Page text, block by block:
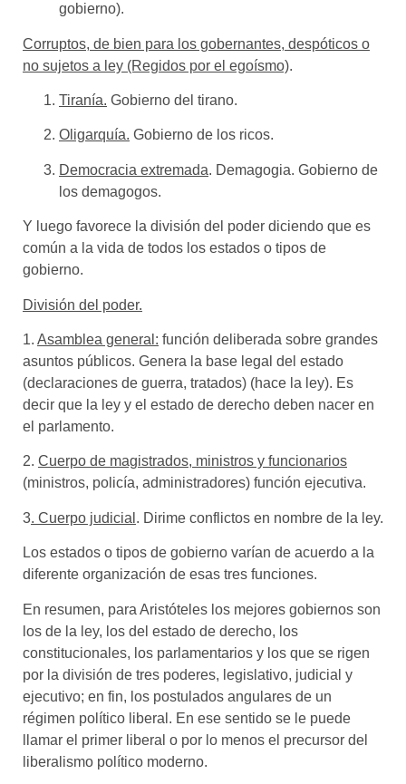
gobierno).
Corruptos, de bien para los gobernantes, despóticos o
no sujetos a ley (Regidos por el egoísmo).
Tiranía. Gobierno del tirano.
Oligarquía. Gobierno de los ricos.
Democracia extremada. Demagogia. Gobierno de
los demagogos.
Y luego favorece la división del poder diciendo que es
común a la vida de todos los estados o tipos de
gobierno.
División del poder.
1. Asamblea general: función deliberada sobre grandes
asuntos públicos. Genera la base legal del estado
(declaraciones de guerra, tratados) (hace la ley). Es
decir que la ley y el estado de derecho deben nacer en
el parlamento.
2. Cuerpo de magistrados, ministros y funcionarios
(ministros, policía, administradores) función ejecutiva.
3. Cuerpo judicial . Dirime conflictos en nombre de la ley.
Los estados o tipos de gobierno varían de acuerdo a la
diferente organización de esas tres funciones.
En resumen, para Aristóteles los mejores gobiernos son
los de la ley, los del estado de derecho, los
constitucionales, los parlamentarios y los que se rigen
por la división de tres poderes, legislativo, judicial y
ejecutivo; en fin, los postulados angulares de un
régimen político liberal. En ese sentido se le puede
llamar el primer liberal o por lo menos el precursor del
liberalismo político moderno.